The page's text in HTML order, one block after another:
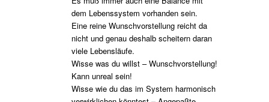
dem Lebenssystem vorhanden sein.
Eine reine Wunschvorstellung reicht da
nicht und genau deshalb scheitern daran
viele Lebensläufe.
Wisse was du willst – Wunschvorstellung!
Kann unreal sein!
Wisse wie du das im System harmonisch